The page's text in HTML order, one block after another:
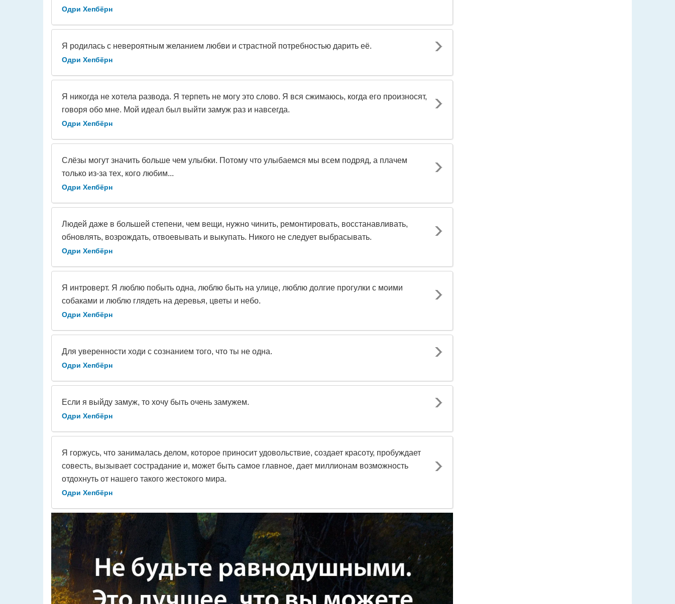
Одри Хепбёрн
Я родилась с невероятным желанием любви и страстной потребностью дарить её.
Одри Хепбёрн
Я никогда не хотела развода. Я терпеть не могу это слово. Я вся сжимаюсь, когда его произносят,
говоря обо мне. Мой идеал был выйти замуж раз и навсегда.
Одри Хепбёрн
Слёзы могут значить больше чем улыбки. Потому что улыбаемся мы всем подряд, а плачем
только из-за тех, кого любим...
Одри Хепбёрн
Людей даже в большей степени, чем вещи, нужно чинить, ремонтировать, восстанавливать,
обновлять, возрождать, отвоевывать и выкупать. Никого не следует выбрасывать.
Одри Хепбёрн
Я интроверт. Я люблю побыть одна, люблю быть на улице, люблю долгие прогулки с моими
собаками и люблю глядеть на деревья, цветы и небо.
Одри Хепбёрн
Для уверенности ходи с сознанием того, что ты не одна.
Одри Хепбёрн
Если я выйду замуж, то хочу быть очень замужем.
Одри Хепбёрн
Я горжусь, что занималась делом, которое приносит удовольствие, создает красоту, пробуждает
совесть, вызывает сострадание и, может быть самое главное, дает миллионам возможность
отдохнуть от нашего такого жестокого мира.
Одри Хепбёрн